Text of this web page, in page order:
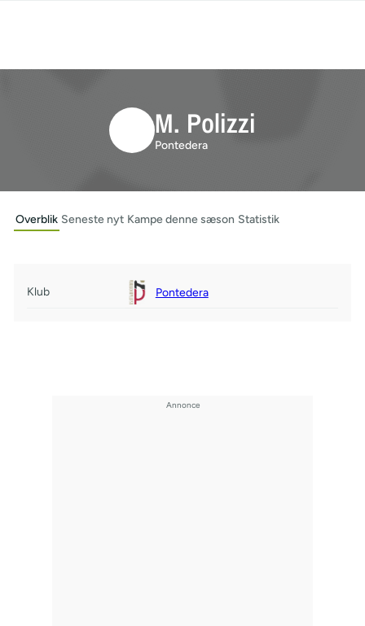
M. Polizzi
Pontedera
Overblik Seneste nyt Kampe denne sæson Statistik
Klub Pontedera